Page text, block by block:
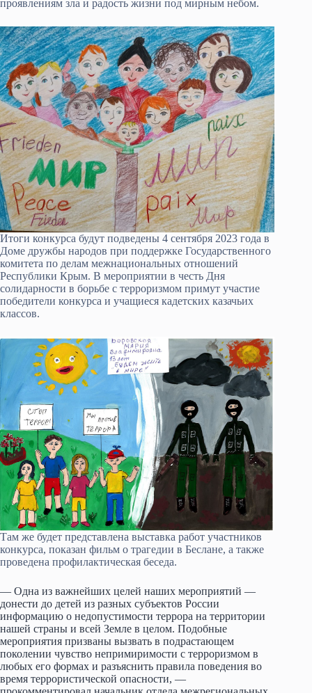
проявлениям зла и радость жизни под мирным небом.
Итоги конкурса будут подведены 4 сентября 2023 года в
Доме дружбы народов при поддержке Государственного
комитета по делам межнациональных отношений
Республики Крым. В мероприятии в честь Дня
солидарности в борьбе с терроризмом примут участие
победители конкурса и учащиеся кадетских казачьих
классов.
Там же будет представлена выставка работ участников
конкурса, показан фильм о трагедии в Беслане, а также
проведена профилактическая беседа.
— Одна из важнейших целей наших мероприятий —
донести до детей из разных субъектов России
информацию о недопустимости террора на территории
нашей страны и всей Земле в целом. Подобные
мероприятия призваны вызвать в подрастающем
поколении чувство непримиримости с терроризмом в
любых его формах и разъяснить правила поведения во
время террористической опасности, —